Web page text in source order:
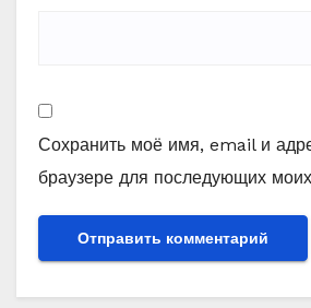
Сохранить моё имя, email и
браузере для последующих